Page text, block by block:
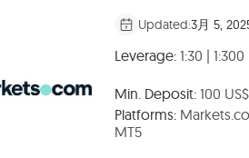
Updated:3月 5,
Leverage: 1:30 | 1:300
Min. Deposit: 100 US$
Platforms:
MT5